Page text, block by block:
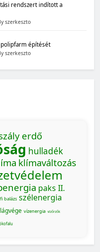
rendszert indított a
szerkeszto
polipfarm építését
szerkeszto
erdő
hulladék
klímaváltozás
paks II.
balázs szélenergia
vízenergia vízőrzők